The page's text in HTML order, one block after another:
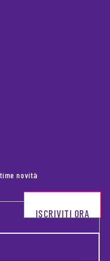
novità
ISCRIVITI ORA